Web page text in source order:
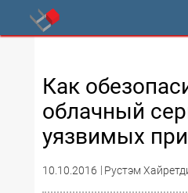
Как
облачный
уязвимых
10.10.2016 Рустэм